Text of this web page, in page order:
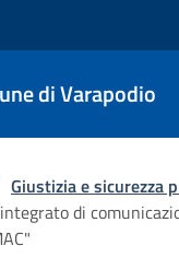
di Varapodio
Giustizia e sicurezza
di